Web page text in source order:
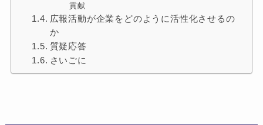
貢献
広報活動が企業をどのように活性化させるの
か
質疑応答
さいごに